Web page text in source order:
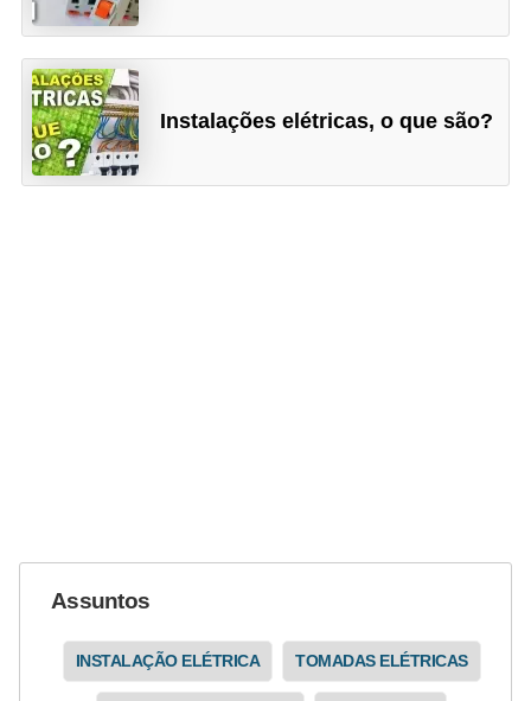
Instalações elétricas, o que são?
Assuntos
INSTALAÇÃO ELÉTRICA TOMADAS ELÉTRICAS
s
e
e
s
q
i
c